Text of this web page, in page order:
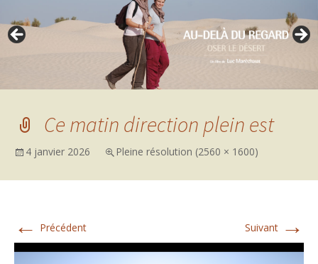
Ce matin direction plein est
4 janvier 2026 Pleine résolution (2560 × 1600)
← Précédent Suivant →